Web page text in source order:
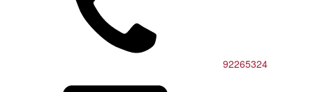
92265324